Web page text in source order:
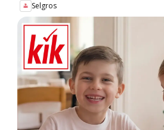
Selgros